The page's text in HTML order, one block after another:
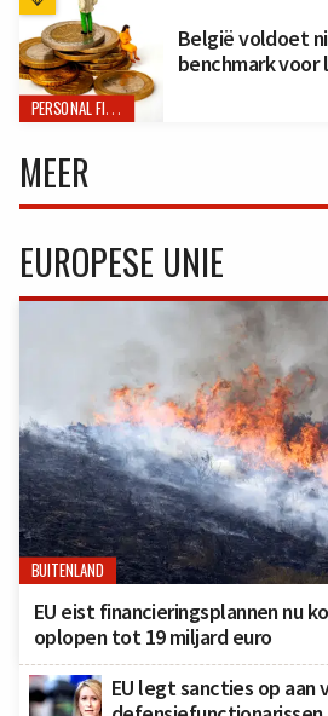
PERSONAL FINANCE
België voldoet
benchmark
MEER
EUROPESE UNIE
BUITENLAND
EU eist financieringsplannen nu
oplopen tot 19 miljard euro
EU legt sancties op aan